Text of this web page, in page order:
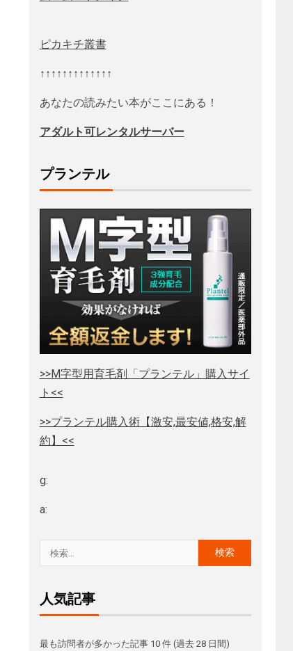
ピカキチ叢書
↑↑↑↑↑↑↑↑↑↑↑↑↑
あなたの読みたい本がここにある！
アダルト可レンタルサーバー
プランテル
>>M字型用育毛剤「プランテル」購入サイ
ト<<
>>プランテル購入術【激安,最安値,格安,解
約】<<
g:
a:
人気記事
最も訪問者が多かった記事 10 件 (過去 28 日間)